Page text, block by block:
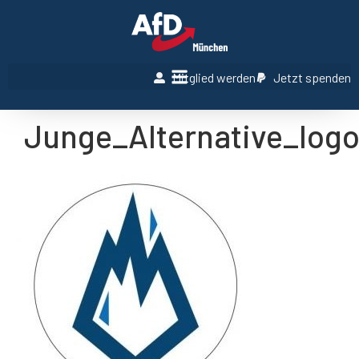
Mitglied werden Jetzt spenden
Junge_Alternative_logo